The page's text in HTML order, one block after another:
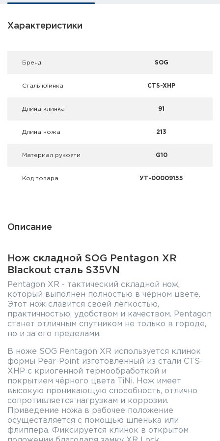
Фальшпатроны
Холодная пристрелка оружия
Характеристики
Брeнд SOG
Сталь клинка CTS-XHP
Длина клинка 91
Длина ножа 213
Материал рукояти G10
Код товара УТ-00009155
Описание
Нож складной SOG Pentagon XR
Blackout сталь S35VN
Pentagon XR - тактический складной нож,
который выполнен полностью в чёрном цвете.
Этот нож славится своей лёгкостью,
практичностью, удобством и качеством. Pentagon
станет отличным спутником не только в городе,
но и за его пределами.
В ноже SOG Pentagon XR используется клинок
формы Pear-Point изготовленный из стали CTS-
XHP с криогенной термообработкой и
покрытием чёрного цвета TiNi. Нож имеет
высокую проникающую способность, отлично
сопротивляется нагрузкам и коррозии.
Приведение ножа в рабочее положение
осуществляется с помощью шпенька или
флиппера. Фиксируется клинок в открытом